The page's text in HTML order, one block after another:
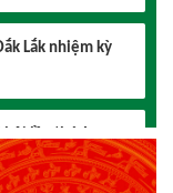
kỳ 2026 – 2031: